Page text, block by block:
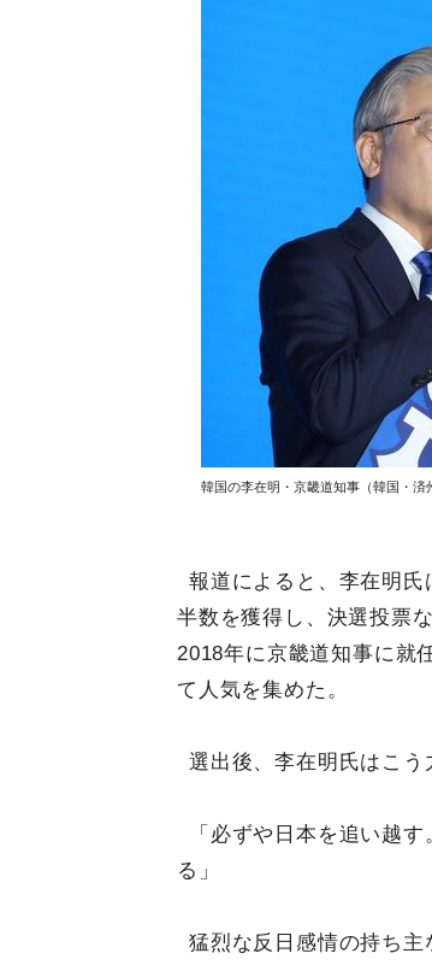
韓国の李在明・京畿道知事（韓国・済
報道によると、李在明
半数を獲得し、決選投票
2018年に京畿道知事に就
て人気を集めた。
選出後、李在明氏はこう
「必ずや日本を追い越
る」
猛烈な反日感情の持ち